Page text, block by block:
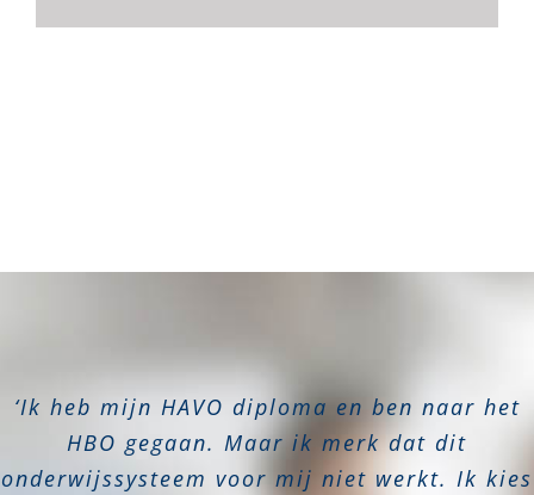
‘Ik heb mijn HAVO diploma en ben naar het
HBO gegaan. Maar ik merk dat dit
onderwijssysteem voor mij niet werkt. Ik kies